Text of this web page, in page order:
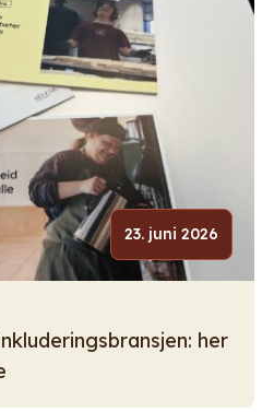
23. juni 2026
her